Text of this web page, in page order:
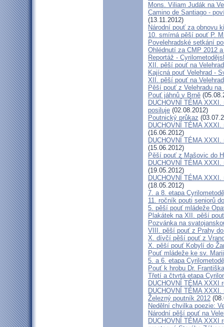
Mons. Viliam Judák na
Camino de Santiago -
(13.11.2012)
Národní pouť za obnovu
10. smírná pěší pouť P.
Povelehradské setkání
Ohlédnutí za CMP 2012
Reportáž -
XII. pěší pouť na
Kajícná pouť Velehrad -
XII. pěší pouť na
Pěší pouť z Velehradu na
Pouť jáhnů v Brně
DUCHOVNÍ TÉMA
posiluje (02.08.2012)
Poutnický průkaz
DUCHOVNÍ TÉMA
(16.06.2012)
DUCHOVNÍ TÉMA
(15.06.2012)
Pěší pouť z Mašovic do
DUCHOVNÍ TÉMA
(19.05.2012)
DUCHOVNÍ TÉMA
(18.05.2012)
7. a 8. etapa
11. ročník pouti seniorů
5. pěší pouť mládeže
Plakátek na XII. pěší
Pozvánka na
VIII. pěší pouť z Prahy
X. dívčí pěší pouť z
X. pěší pouť Kobylí do
Pouť mládeže ke sv.
5. a 6. etapa
Pouť k hrobu Dr.
Třetí a čtvrtá etapa
DUCHOVNÍ TÉMA XXXI
DUCHOVNÍ TÉMA
Železný poutník 2012
Nedělní chvilka poezie:
Národní pěší pouť na
DUCHOVNÍ TÉMA XXXI